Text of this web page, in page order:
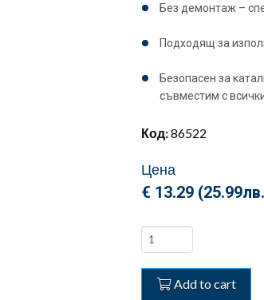
Без демонтаж –
Подходящ за
Безопасен за
съвместим с
Код:86522
Цена
€ 13.29 (25.99лв.
Engine
Stop
Leak
Add to cart